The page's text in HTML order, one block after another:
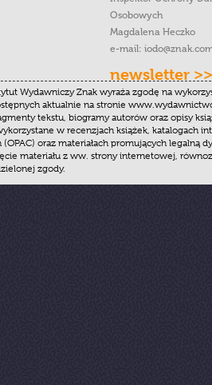
Osobowych
Magdalena Heczko
e-mail:
newsletter >>
Wydawniczy Znak wyraża zgodę na
aktualnie na stronie
tekstu, biogramy autorów oraz opisy
w recenzjach książek, katalogach
oraz materiałach promujących legalną
materiału z ww. strony internetowej,
zgody.